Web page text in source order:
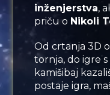
inženjerstva,
priču o Nikoli
Od crtanja 3D
tornja, do igre
kamišibaj
postaje igra,